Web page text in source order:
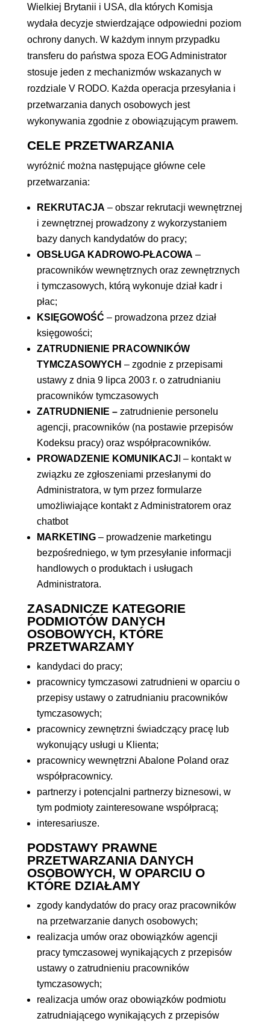
Wielkiej Brytanii i USA, dla których Komisja
wydała decyzje stwierdzające odpowiedni poziom
ochrony danych. W każdym innym przypadku
transferu do państwa spoza EOG Administrator
stosuje jeden z mechanizmów wskazanych w
rozdziale V RODO. Każda operacja przesyłania i
przetwarzania danych osobowych jest
wykonywania zgodnie z obowiązującym prawem.
CELE PRZETWARZANIA
wyróżnić można następujące główne cele
przetwarzania:
REKRUTACJA – obszar rekrutacji wewnętrznej
i zewnętrznej prowadzony z wykorzystaniem
bazy danych kandydatów do pracy;
OBSŁUGA KADROWO-PŁACOWA –
pracowników wewnętrznych oraz zewnętrznych
i tymczasowych, którą wykonuje dział kadr i
płac;
KSIĘGOWOŚĆ – prowadzona przez dział
księgowości;
ZATRUDNIENIE PRACOWNIKÓW
TYMCZASOWYCH – zgodnie z przepisami
ustawy z dnia 9 lipca 2003 r. o zatrudnianiu
pracowników tymczasowych
ZATRUDNIENIE – zatrudnienie personelu
agencji, pracowników (na postawie przepisów
Kodeksu pracy) oraz współpracowników.
PROWADZENIE KOMUNIKACJ I – kontakt w
związku ze zgłoszeniami przesłanymi do
Administratora, w tym przez formularze
umożliwiające kontakt z Administratorem oraz
chatbot
MARKETING– prowadzenie marketingu
bezpośredniego, w tym przesyłanie informacji
handlowych o produktach i usługach
Administratora.
ZASADNICZE KATEGORIE
PODMIOTÓW DANYCH
OSOBOWYCH, KTÓRE
PRZETWARZAMY
kandydaci do pracy;
pracownicy tymczasowi zatrudnieni w oparciu o
przepisy ustawy o zatrudnianiu pracowników
tymczasowych;
pracownicy zewnętrzni świadczący pracę lub
wykonujący usługi u Klienta;
pracownicy wewnętrzni Abalone Poland oraz
współpracownicy.
partnerzy i potencjalni partnerzy biznesowi, w
tym podmioty zainteresowane współpracą;
interesariusze.
PODSTAWY PRAWNE
PRZETWARZANIA DANYCH
OSOBOWYCH, W OPARCIU O
KTÓRE DZIAŁAMY
zgody kandydatów do pracy oraz pracowników
na przetwarzanie danych osobowych;
realizacja umów oraz obowiązków agencji
pracy tymczasowej wynikających z przepisów
ustawy o zatrudnieniu pracowników
tymczasowych;
realizacja umów oraz obowiązków podmiotu
zatrudniającego wynikających z przepisów